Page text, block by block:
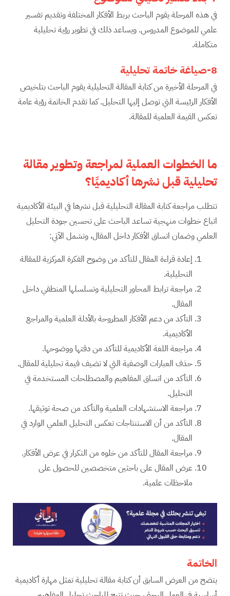
في هذه المرحلة يقوم الباحث بربط الأفكار المختلفة وتقديم تفسير
علمي للموضوع المدروس. ويساعد ذلك في تطوير رؤية تحليلية
متكاملة.
8-صياغة خاتمة تحليلية
في المرحلة الأخيرة من كتابة المقالة التحليلية يقوم الباحث بتلخيص
الأفكار الرئيسة التي توصل إليها التحليل. كما تقدم الخاتمة رؤية عامة
تعكس القيمة العلمية للمقالة.
ما الخطوات العملية لمراجعة وتطوير مقالة
تحليلية قبل نشرها أكاديميًا؟
تتطلب مراجعة كتابة المقالة التحليلية قبل نشرها في البيئة الأكاديمية
اتباع خطوات منهجية تساعد الباحث على تحسين جودة التحليل
العلمي وضمان اتساق الأفكار داخل المقال، وتشمل الآتي:
إعادة قراءة المقال للتأكد من وضوح الفكرة المركزية للمقالة
التحليلية.
مراجعة ترابط المحاور التحليلية وتسلسلها المنطقي داخل
المقال.
التأكد من دعم الأفكار المطروحة بالأدلة العلمية والمراجع
الأكاديمية.
مراجعة اللغة الأكاديمية للتأكد من دقتها ووضوحها.
حذف العبارات الوصفية التي لا تضيف قيمة تحليلية للمقال.
التأكد من اتساق المفاهيم والمصطلحات المستخدمة في
التحليل.
مراجعة الاستشهادات العلمية والتأكد من صحة توثيقها.
التأكد من أن الاستنتاجات تعكس التحليل العلمي الوارد في
المقال.
مراجعة المقال للتأكد من خلوه من التكرار في عرض الأفكار.
عرض المقال على باحثين متخصصين للحصول على
ملاحظات علمية.
الخاتمة
يتضح من العرض السابق أن كتابة مقالة تحليلية تمثل مهارة أكاديمية